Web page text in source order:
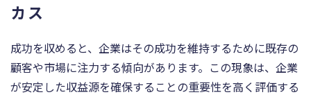
カス
成功を収めると、企業はその成功を維持するために既存の
顧客や市場に注力する傾向があります。この現象は、企業
が安定した収益源を確保することの重要性を高く評価する